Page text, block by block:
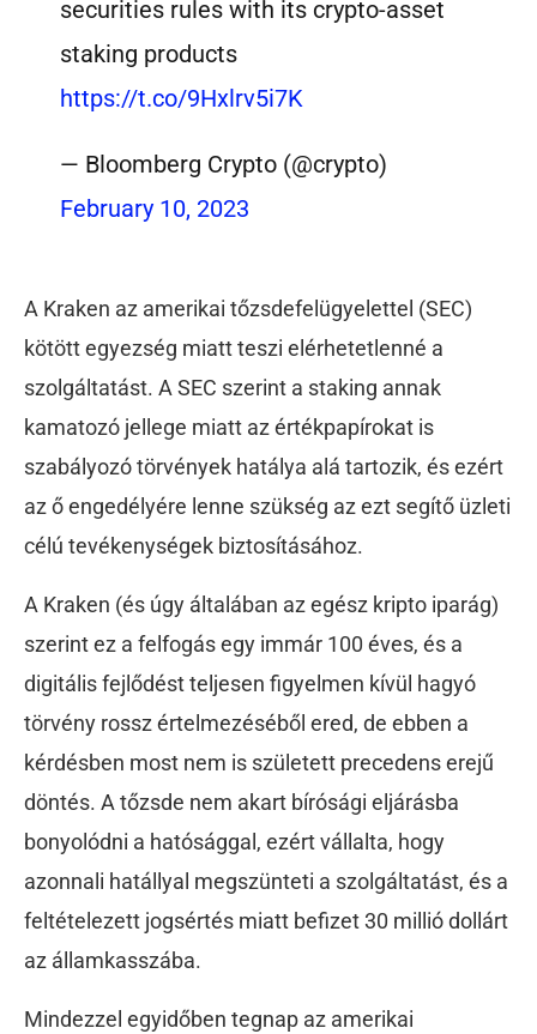
securities rules with its crypto-asset
staking products
https://t.co/9Hxlrv5i7K
— Bloomberg Crypto (@crypto)
February 10, 2023
A Kraken az amerikai tőzsdefelügyelettel (SEC)
kötött egyezség miatt teszi elérhetetlenné a
szolgáltatást. A SEC szerint a staking annak
kamatozó jellege miatt az értékpapírokat is
szabályozó törvények hatálya alá tartozik, és ezért
az ő engedélyére lenne szükség az ezt segítő üzleti
célú tevékenységek biztosításához.
A Kraken (és úgy általában az egész kripto iparág)
szerint ez a felfogás egy immár 100 éves, és a
digitális fejlődést teljesen figyelmen kívül hagyó
törvény rossz értelmezéséből ered, de ebben a
kérdésben most nem is született precedens erejű
döntés. A tőzsde nem akart bírósági eljárásba
bonyolódni a hatósággal, ezért vállalta, hogy
azonnali hatállyal megszünteti a szolgáltatást, és a
feltételezett jogsértés miatt befizet 30 millió dollárt
az államkasszába.
Mindezzel egyidőben tegnap az amerikai